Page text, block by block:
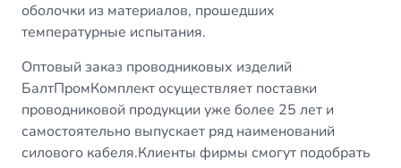
оболочки из материалов, прошедших
температурные испытания.
Оптовый заказ проводниковых изделий
БалтПромКомплект осуществляет поставки
проводниковой продукции уже более 25 лет и
самостоятельно выпускает ряд наименований
силового кабеля.Клиенты фирмы смогут подобрать